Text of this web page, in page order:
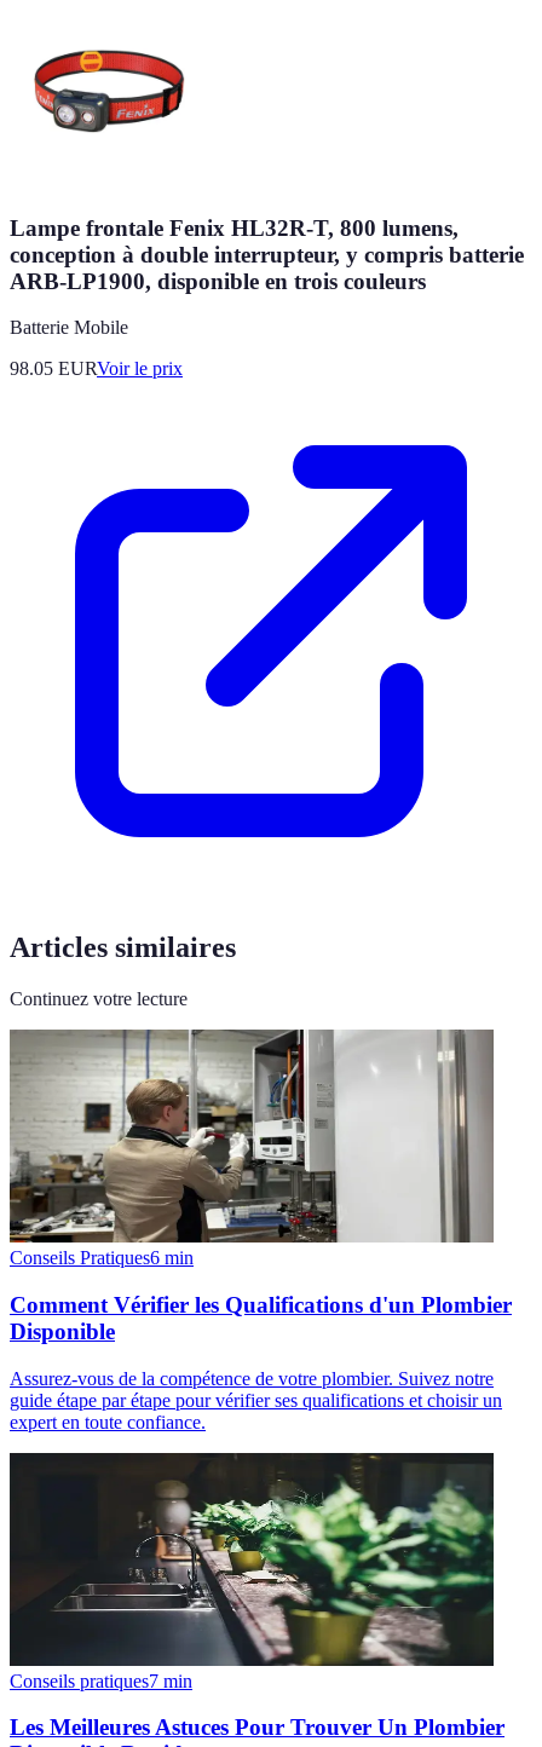
Lampe frontale Fenix HL32R-T, 800 lumens,
conception à double interrupteur, y compris batterie
ARB-LP1900, disponible en trois couleurs
Batterie Mobile
98.05 EURVoir le prix
Articles similaires
Continuez votre lecture
Conseils Pratiques6 min
Comment Vérifier les Qualifications d'un Plombier
Disponible
Assurez-vous de la compétence de votre plombier. Suivez notre
guide étape par étape pour vérifier ses qualifications et choisir un
expert en toute confiance.
Conseils pratiques7 min
Les Meilleures Astuces Pour Trouver Un Plombier